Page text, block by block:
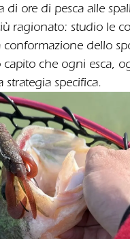
di ore di pesca alle
ragionato: studio le
conformazione dello
che ogni esca,
specifica.